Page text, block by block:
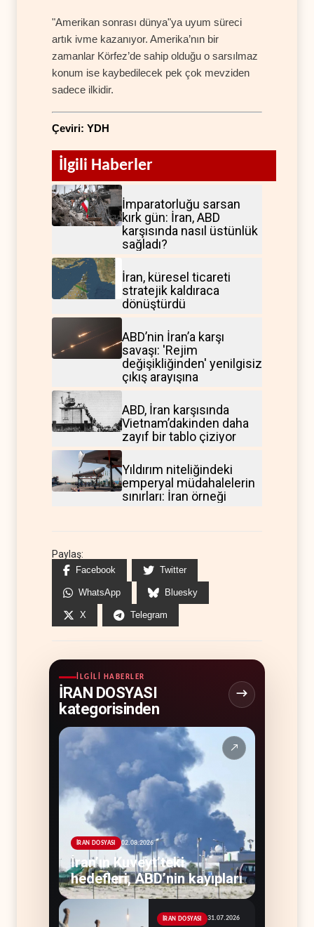
"Amerikan sonrası dünya"ya uyum süreci
artık ivme kazanıyor. Amerika’nın bir
zamanlar Körfez’de sahip olduğu o sarsılmaz
konum ise kaybedilecek pek çok mevziden
sadece ilkidir.
Çeviri: YDH
İlgili Haberler
İmparatorluğu sarsan
kırk gün: İran, ABD
karşısında nasıl üstünlük
sağladı?
İran, küresel ticareti
stratejik kaldıraca
dönüştürdü
ABD’nin İran’a karşı
savaşı: 'Rejim
değişikliğinden' yenilgisiz
çıkış arayışına
ABD, İran karşısında
Vietnam’dakinden daha
zayıf bir tablo çiziyor
Yıldırım niteliğindeki
emperyal müdahalelerin
sınırları: İran örneği
Paylaş:
Facebook Twitter
WhatsApp Bluesky
X Telegram
İLGILI HABERLER
İRAN DOSYASI
kategorisinden
↗
İRAN DOSYASI 02.08.2026
İran’ın Kuveyt’teki
hedefleri, ABD’nin kayıpları
İRAN DOSYASI 31.07.2026